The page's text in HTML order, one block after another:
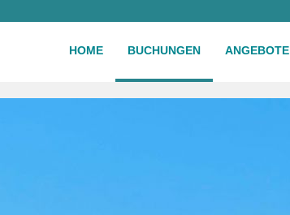
HOME BUCHUNGEN ANGEBOTE